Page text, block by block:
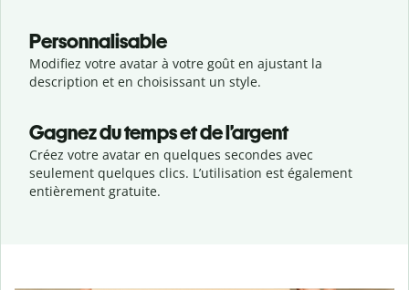
Personnalisable
Modifiez votre avatar à votre goût en ajustant la
description et en choisissant un style.
Gagnez du temps et de l’argent
Créez votre avatar en quelques secondes avec
seulement quelques clics. L’utilisation est également
entièrement gratuite.